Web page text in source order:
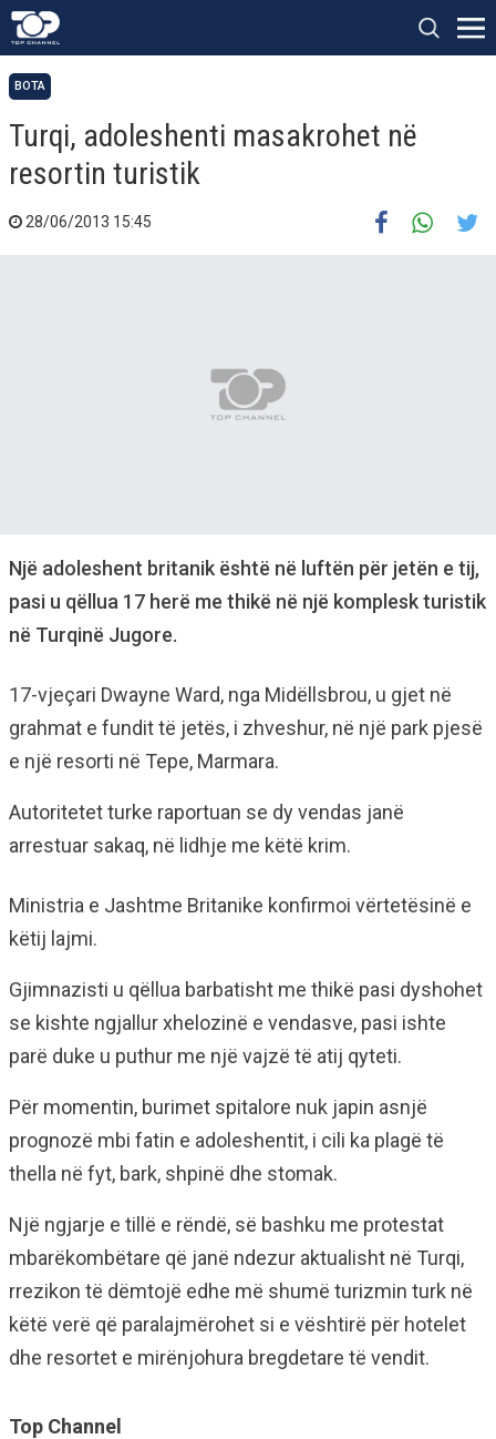
BOTA
Turqi, adoleshenti masakrohet në
resortin turistik
28/06/2013 15:45
Një adoleshent britanik është në luftën për jetën e tij,
pasi u qëllua 17 herë me thikë në një komplesk turistik
në Turqinë Jugore.
17-vjeçari Dwayne Ward, nga Midëllsbrou, u gjet në
grahmat e fundit të jetës, i zhveshur, në një park pjesë
e një resorti në Tepe, Marmara.
Autoritetet turke raportuan se dy vendas janë
arrestuar sakaq, në lidhje me këtë krim.
Ministria e Jashtme Britanike konfirmoi vërtetësinë e
këtij lajmi.
Gjimnazisti u qëllua barbatisht me thikë pasi dyshohet
se kishte ngjallur xhelozinë e vendasve, pasi ishte
parë duke u puthur me një vajzë të atij qyteti.
Për momentin, burimet spitalore nuk japin asnjë
prognozë mbi fatin e adoleshentit, i cili ka plagë të
thella në fyt, bark, shpinë dhe stomak.
Një ngjarje e tillë e rëndë, së bashku me protestat
mbarëkombëtare që janë ndezur aktualisht në Turqi,
rrezikon të dëmtojë edhe më shumë turizmin turk në
këtë verë që paralajmërohet si e vështirë për hotelet
dhe resortet e mirënjohura bregdetare të vendit.
Top Channel